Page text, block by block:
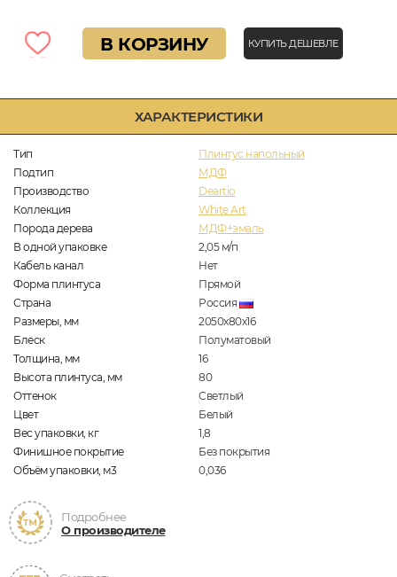
ХАРАКТЕРИСТИКИ
Тип
Плинтус напольный
Подтип
МДФ
Производство
Deartio
Коллекция
White Art
Порода дерева
МДФ+эмаль
В одной упаковке
2,05 м/п
Кабель канал
Нет
Форма плинтуса
Прямой
Страна
Россия
Размеры, мм
2050x80x16
Блеск
Полуматовый
Толщина, мм
16
Высота плинтуса, мм
80
Оттенок
Светлый
Цвет
Белый
Вес упаковки, кг
1,8
Финишное покрытие
Без покрытия
Объём упаковки, м3
0,036
Подробнее
О производителе
В КОРЗИНУ КУПИТЬ ДЕШЕВЛЕ